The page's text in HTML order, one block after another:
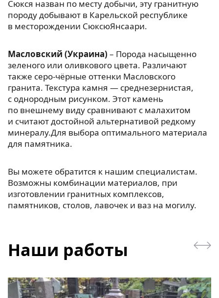
Сюкся назван по месту добычи, эту гранитную
породу добывают в Карельской республике
в месторождении СюксюЯнсаари.
Масловский (Украина) – Порода насыщенно
зеленого или оливкового цвета. Различают
также серо-чёрные оттенки Масловского
гранита. Текстура камня — среднезернистая,
с однородным рисунком. Этот камень
по внешнему виду сравнивают с малахитом
и считают достойной альтернативой редкому
минералу.Для выбора оптимального материала
для памятника.
Вы можете обратится к нашим специалистам.
Возможны комбинации материалов, при
изготовлении гранитных комплексов,
памятников, столов, лавочек и ваз на могилу.
Наши работы